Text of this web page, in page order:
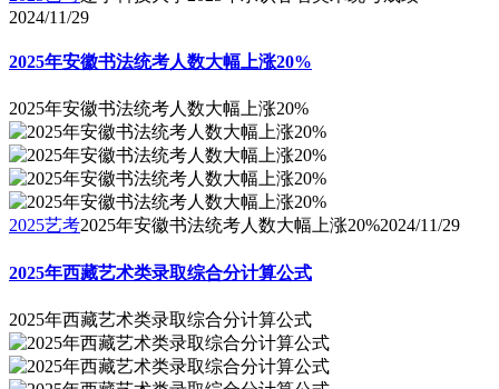
2024/11/29
2025年安徽书法统考人数大幅上涨20%
2025年安徽书法统考人数大幅上涨20%
2025艺考2025年安徽书法统考人数大幅上涨20%2024/11/29
2025年西藏艺术类录取综合分计算公式
2025年西藏艺术类录取综合分计算公式